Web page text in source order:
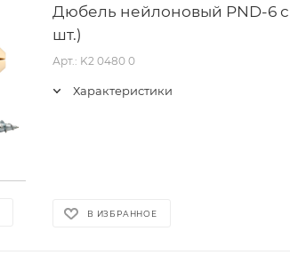
Дюбель нейлоновый PND-6
шт.)
Арт.: K2 0480 0
Характеристики
В ИЗБРАННОЕ